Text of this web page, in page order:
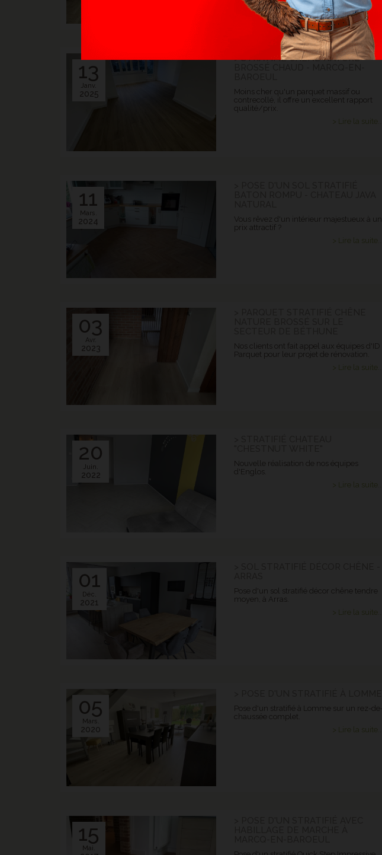
13
Janv.
2025
> STRATIFIÉ CHÊNE NATURE
Moins cher qu'un parquet massif ou
contrecollé, il offre un excellent rapport
qualité/prix.
> Lire la suite...
11
Mars.
2024
Vous rêvez d'un intérieur majestueux à un
prix attractif ?
> Lire la suite...
03
Avr.
2023
Nos clients ont fait appel aux équipes d'ID
Parquet pour leur projet de rénovation.
> Lire la suite...
20
Juin.
2022
Nouvelle réalisation de nos équipes
d'Englos.
> Lire la suite...
01
Déc.
2021
Pose d'un sol stratifié décor chêne tendre
moyen, à Arras.
> Lire la suite...
05
Mars.
2020
Pose d'un stratifié à Lomme sur un rez-de-
chaussée complet.
> Lire la suite...
15
Mai.